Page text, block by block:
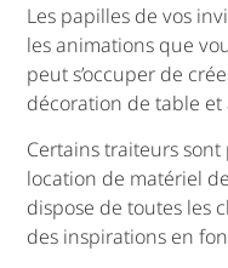
Les papilles de vos
les animations que
peut s’occuper de
décoration de table et
Certains traiteurs
location de matériel
dispose de toutes les
des inspirations en